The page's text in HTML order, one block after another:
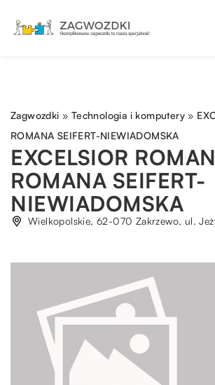
Zagwozdki » Technologia i komputery »
ROMANA SEIFERT-NIEWIADOMSKA
EXCELSIOR
ROMANA SEIFERT-
NIEWIADOMSKA
Wielkopolskie, 62-070 Zakrzewo, ul.